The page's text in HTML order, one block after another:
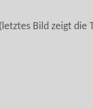
Bild zeigt die